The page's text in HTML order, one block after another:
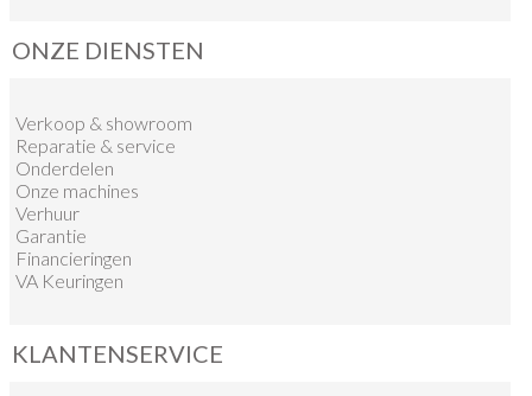
ONZE DIENSTEN
Verkoop & showroom
Reparatie & service
Onderdelen
Onze machines
Verhuur
Garantie
Financieringen
VA Keuringen
KLANTENSERVICE